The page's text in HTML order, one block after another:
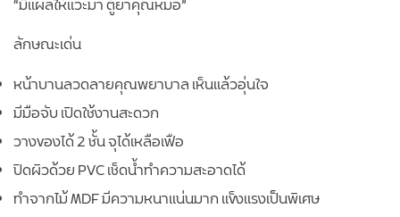
“มีแผลให้แวะมา ตู้ยาคุณหมอ”
ลักษณะเด่น
หน้าบานลวดลายคุณพยาบาล เห็นแล้วอุ่นใจ
มีมือจับ เปิดใช้งานสะดวก
วางของได้ 2 ชั้น จุได้เหลือเฟือ
ปิดผิวด้วย PVC เช็ดน้ำทำความสะอาดได้
ทำจากไม้ MDF มีความหนาแน่นมาก แข็งแรงเป็นพิเศษ